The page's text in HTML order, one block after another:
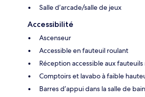
Salle d’arcade/salle de jeux
Accessibilité
Ascenseur
Accessible en fauteuil roulant
Réception accessible aux
Comptoirs et lavabo à faible
Barres d’appui dans la salle de bain